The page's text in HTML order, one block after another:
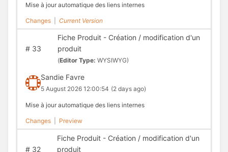
Mise à jour automatique des liens internes
Changes Current Version
#33
Fiche Produit - Création / modification d'un
produit
(Editor Type: WYSIWYG)
Sandie Favre
5 August 2026 12:00:54 (2 days ago)
Mise à jour automatique des liens internes
Changes Preview
#32
Fiche Produit - Création / modification d'un
produit